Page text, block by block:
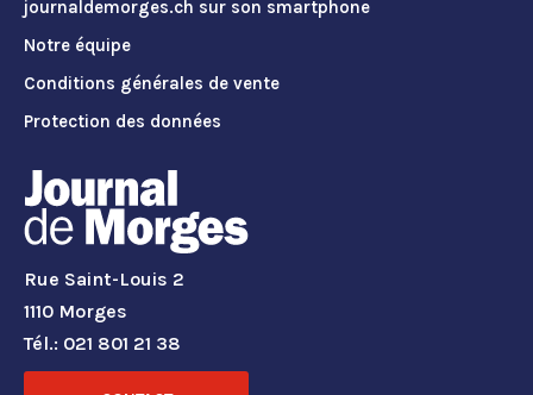
journaldemorges.ch sur son smartphone
Notre équipe
Conditions générales de vente
Protection des données
Rue Saint-Louis 2
1110 Morges
Tél.: 021 801 21 38